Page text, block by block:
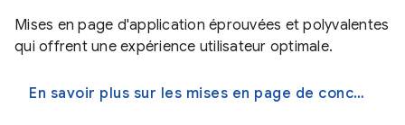
Mises en page d'application éprouvées et polyvalentes
qui offrent une expérience utilisateur optimale.
En savoir plus sur les mises en page de conception courantes